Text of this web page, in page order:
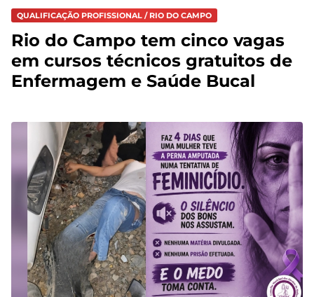
QUALIFICAÇÃO PROFISSIONAL / RIO DO CAMPO
Rio do Campo tem cinco vagas
em cursos técnicos gratuitos de
Enfermagem e Saúde Bucal